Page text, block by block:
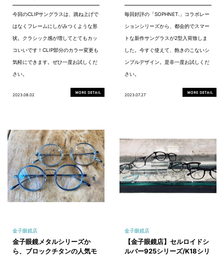
今回のCLIPサングラスは、跳ね上げで
はなくフレームにしがみつくような形
状。クラシック感が増してとてもカッ
コいいです！CLIP部分のカラー変更も
気軽にできます。ぜひ一度お試しくだ
さい。
2023.08.02
毎回好評の「SOPHNET.」コラボレー
ションシリーズから、都会的でスマー
トな新作サングラスが2型入荷致しま
した。今すぐ使えて、飽きのこないシ
ンプルデザイン。是非一度お試しくだ
さい。
2023.07.27
金子眼鏡店
金子眼鏡メタルシリーズか
ら、ブロックチタンの人気モ
金子眼鏡店
【金子眼鏡店】セルロイドシ
ルバー925シリーズ/K18シリ